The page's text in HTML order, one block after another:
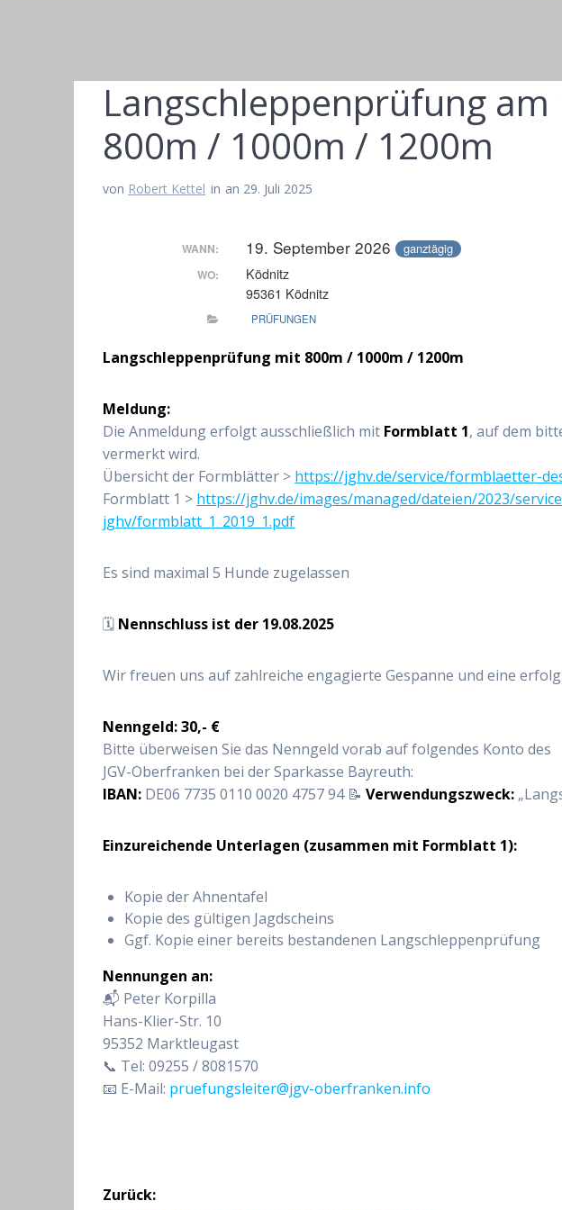
Langschleppenprüfung
800m / 1000m / 1200m
von Robert Kettel in an 29. Juli 2025
WANN: 19. September 2026 ganztägig
WO:
Ködnitz
95361 Ködnitz
PRÜFUNGEN
Langschleppenprüfung mit 800m / 1000m / 1200m
Meldung:
Die Anmeldung erfolgt ausschließlich mit Formblatt 1, auf dem
vermerkt wird.
Übersicht der Formblätter > https://jghv.de/service/formblaetter-
Formblatt 1 > https://jghv.de/images/managed/dateien/2023/
jghv/formblatt_1_2019_1.pdf
Es sind maximal 5 Hunde zugelassen
🗓️ Nennschluss ist der 19.08.2025
Wir freuen uns auf zahlreiche engagierte Gespanne und eine
Nenngeld:30,- €
Bitte überweisen Sie das Nenngeld vorab auf folgendes Konto des
JGV-Oberfranken bei der Sparkasse Bayreuth:
IBAN: DE06 7735 0110 0020 4757 94 📝Verwendungszweck:
Einzureichende Unterlagen (zusammen mit Formblatt 1):
Kopie der Ahnentafel
Kopie des gültigen Jagdscheins
Ggf. Kopie einer bereits bestandenen Langschleppenprüfung
Nennungen an:
📬 Peter Korpilla
Hans-Klier-Str. 10
95352 Marktleugast
📞 Tel: 09255 / 8081570
📧 E-Mail: pruefungsleiter@jgv-oberfranken.info
Beitragsnavigation
Zurück: